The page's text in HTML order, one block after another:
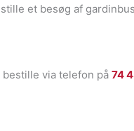
et besøg af
via telefon på 74